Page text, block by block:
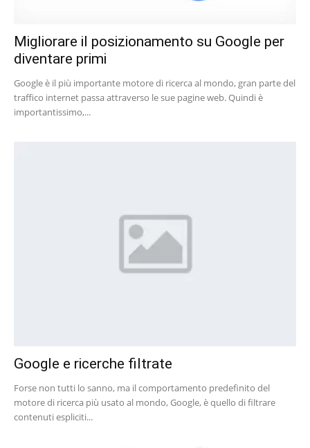
Migliorare il posizionamento su Google per
diventare primi
Google è il più importante motore di ricerca al mondo, gran parte del
traffico internet passa attraverso le sue pagine web. Quindi è
importantissimo,...
Google e ricerche filtrate
Forse non tutti lo sanno, ma il comportamento predefinito del
motore di ricerca più usato al mondo, Google, è quello di filtrare
contenuti espliciti...